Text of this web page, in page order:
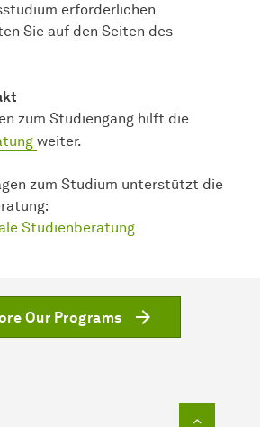
erforderlichen
Sie auf den Seiten des
zum Studiengang hilft die
weiter.
zum Studium unterstützt die
Studienberatung
Our Programs